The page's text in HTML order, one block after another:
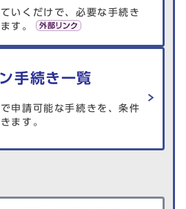
いくだけで、必要な手続き
す。
手続き一覧
申請可能な手続きを、条件
ます。